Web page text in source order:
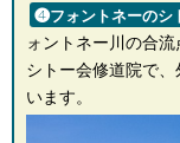
❹フォントネーのシ
ォントネー川の合
シトー会修道院で
います。